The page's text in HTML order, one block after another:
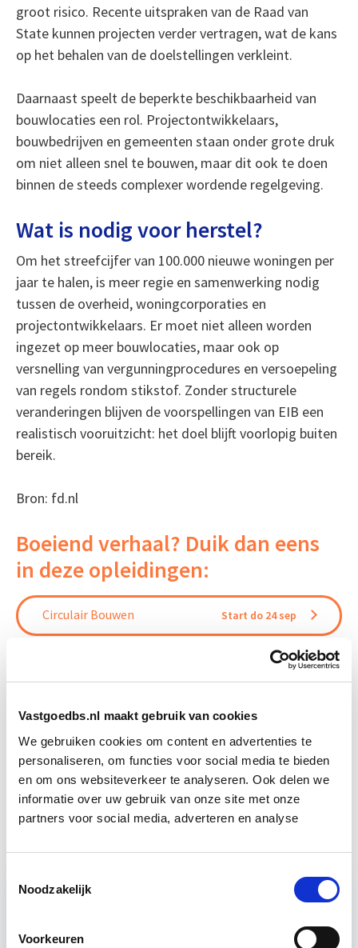
Vastgoedbs.nl maakt gebruik van cookies
We gebruiken cookies om content en advertenties te
personaliseren, om functies voor social media te bieden
en om ons websiteverkeer te analyseren. Ook delen we
informatie over uw gebruik van onze site met onze
partners voor social media, adverteren en analyse
Noodzakelijk
Voorkeuren
groot risico. Recente uitspraken van de Raad van
State kunnen projecten verder vertragen, wat de kans
op het behalen van de doelstellingen verkleint.
Daarnaast speelt de beperkte beschikbaarheid van
bouwlocaties een rol. Projectontwikkelaars,
bouwbedrijven en gemeenten staan onder grote druk
om niet alleen snel te bouwen, maar dit ook te doen
binnen de steeds complexer wordende regelgeving.
Wat is nodig voor herstel?
Om het streefcijfer van 100.000 nieuwe woningen per
jaar te halen, is meer regie en samenwerking nodig
tussen de overheid, woningcorporaties en
projectontwikkelaars. Er moet niet alleen worden
ingezet op meer bouwlocaties, maar ook op
versnelling van vergunningprocedures en versoepeling
van regels rondom stikstof. Zonder structurele
veranderingen blijven de voorspellingen van EIB een
realistisch vooruitzicht: het doel blijft voorlopig buiten
bereik.
Bron: fd.nl
Boeiend verhaal? Duik dan eens
in deze opleidingen:
Circulair Bouwen Start do 24 sep
Projectontwikkeling
Start do
10 sep
Vergunningverlening, Handhaving
en Stikstof
Start wo 11
nov
Vastgoedrecht & Bouwrecht Start wo 16 sep